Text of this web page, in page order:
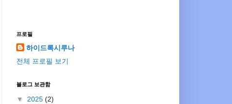
프로필
하이드록시루나
전체 프로필 보기
블로그 보관함
▼ 2025 (2)